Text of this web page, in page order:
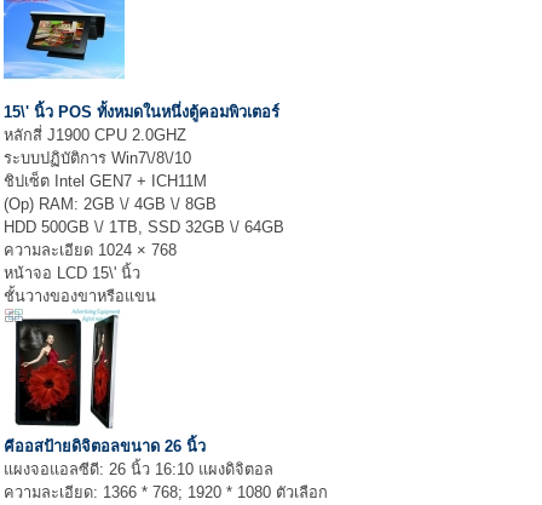
15\' นิ้ว POS ทั้งหมดในหนึ่งตู้คอมพิวเตอร์
หลักสี่ J1900 CPU 2.0GHZ
ระบบปฏิบัติการ Win7\/8\/10
ชิปเซ็ต Intel GEN7 + ICH11M
(Op) RAM: 2GB \/ 4GB \/ 8GB
HDD 500GB \/ 1TB, SSD 32GB \/ 64GB
ความละเอียด 1024 × 768
หน้าจอ LCD 15\' นิ้ว
ชั้นวางของขาหรือแขน
คีออสป้ายดิจิตอลขนาด 26 นิ้ว
แผงจอแอลซีดี: 26 นิ้ว 16:10 แผงดิจิตอล
ความละเอียด: 1366 * 768; 1920 * 1080 ตัวเลือก